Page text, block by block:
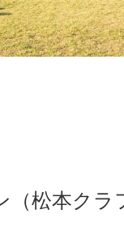
（松本クラ